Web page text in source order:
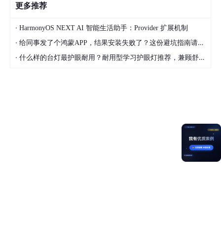
更多推荐
· HarmonyOS NEXT AI 智能生活助手：Provider 扩展机制
· 给同事发了个鸿蒙APP，结果安装失败了？这份避坑指南请收好
· 什么样的台灯最护眼耐用？耐用型学习护眼灯推荐，兼顾舒适与长久使用